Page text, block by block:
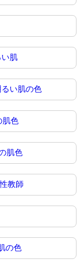
肌
い肌の色
肌色
肌色
教師
の色